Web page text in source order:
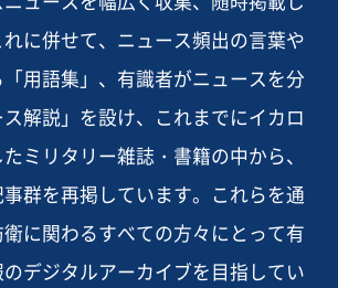
に併せて、ニュース頻出の言葉や
用語集」、有識者がニュースを分
解説」を設け、これまでにイカロ
ミリタリー雑誌・書籍の中から、
群を再掲しています。これらを通
に関わるすべての方々にとって有
デジタルアーカイブを目指してい